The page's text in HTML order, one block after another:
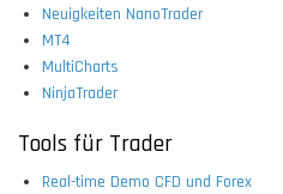
Neuigkeiten NanoTrader
MT4
MultiCharts
NinjaTrader
Tools für Trader
Real-time Demo CFD und Forex